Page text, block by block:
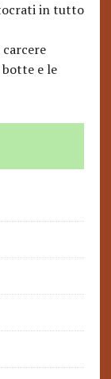
in tutto
botte e le